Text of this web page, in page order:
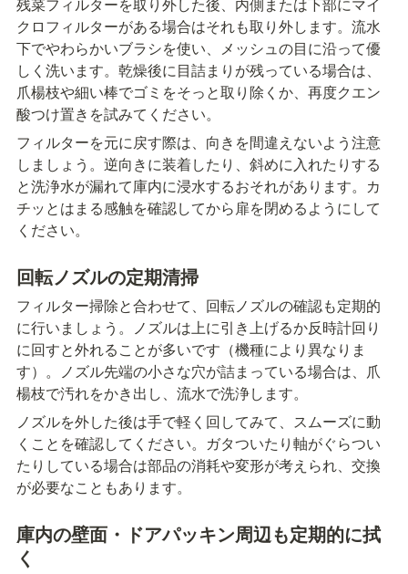
クロフィルターがある場合はそれも取り外します。流水
下でやわらかいブラシを使い、メッシュの目に沿って優
しく洗います。乾燥後に目詰まりが残っている場合は、
爪楊枝や細い棒でゴミをそっと取り除くか、再度クエン
酸つけ置きを試みてください。
フィルターを元に戻す際は、向きを間違えないよう注意
しましょう。逆向きに装着したり、斜めに入れたりする
と洗浄水が漏れて庫内に浸水するおそれがあります。カ
チッとはまる感触を確認してから扉を閉めるようにして
ください。
回転ノズルの定期清掃
フィルター掃除と合わせて、回転ノズルの確認も定期的
に行いましょう。ノズルは上に引き上げるか反時計回り
に回すと外れることが多いです（機種により異なりま
す）。ノズル先端の小さな穴が詰まっている場合は、爪
楊枝で汚れをかき出し、流水で洗浄します。
ノズルを外した後は手で軽く回してみて、スムーズに動
くことを確認してください。ガタついたり軸がぐらつい
たりしている場合は部品の消耗や変形が考えられ、交換
が必要なこともあります。
庫内の壁面・ドアパッキン周辺も定期的に拭
く